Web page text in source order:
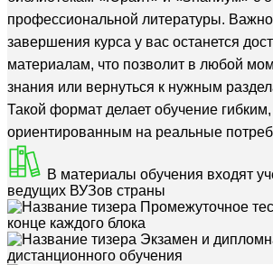
профессиональной литературы.
завершения курса у вас останется
материалам, что позволит в любой
знания или вернуться к нужным
Такой формат делает обучение
ориентированным на реальные
В материалы обучения входят
ведущих ВУЗов страны
Промежуточное
конце каждого блока
Экзамен и
дистанционного обучения